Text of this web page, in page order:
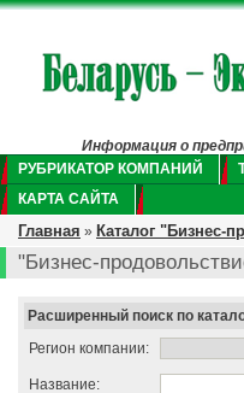
Информация о
РУБРИКАТОР КОМПАНИЙ
КАРТА САЙТА
Главная » Каталог "Бизнес-
"Бизнес-
Расширенный поиск по
Регион компании:
Название: